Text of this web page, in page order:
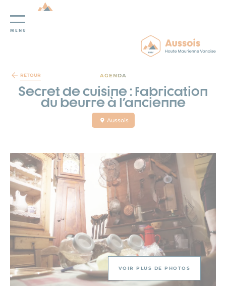
Panneau de gestion des cookies
MENU
RETOUR AGENDA
Secret de cuisine : fabrication
du beurre à l'ancienne
Aussois
VOIR PLUS DE PHOTOS